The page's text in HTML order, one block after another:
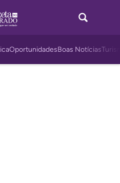
OportunidadesBoas Notícias